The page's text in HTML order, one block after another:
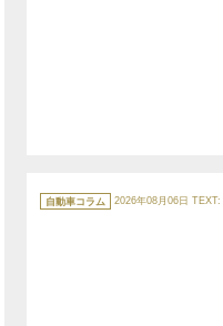
テ
ゴ
自動車コラム 2026年08月06日 TEXT: